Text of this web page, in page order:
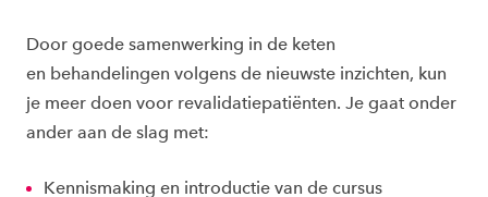
Door goede samenwerking in de keten
en behandelingen volgens de nieuwste inzichten, kun
je meer doen voor revalidatiepatiënten. Je gaat onder
ander aan de slag met:
Kennismaking en introductie van de cursus